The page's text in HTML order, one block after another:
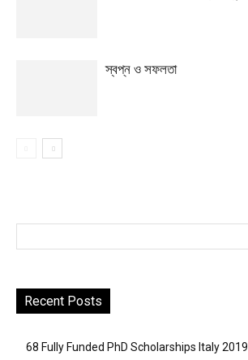
স্বপ্ন ও সফলতা
Recent Posts
68 Fully Funded PhD Scholarships Italy 2019